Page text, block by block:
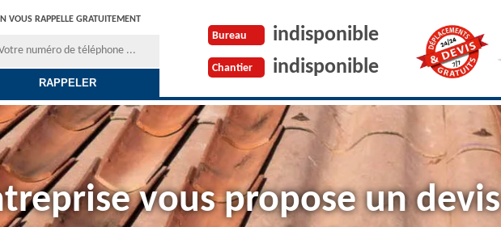
VOUS RAPPELLE GRATUITEMENT
Bureau indisponible
Chantier indisponible
vous propose un devis